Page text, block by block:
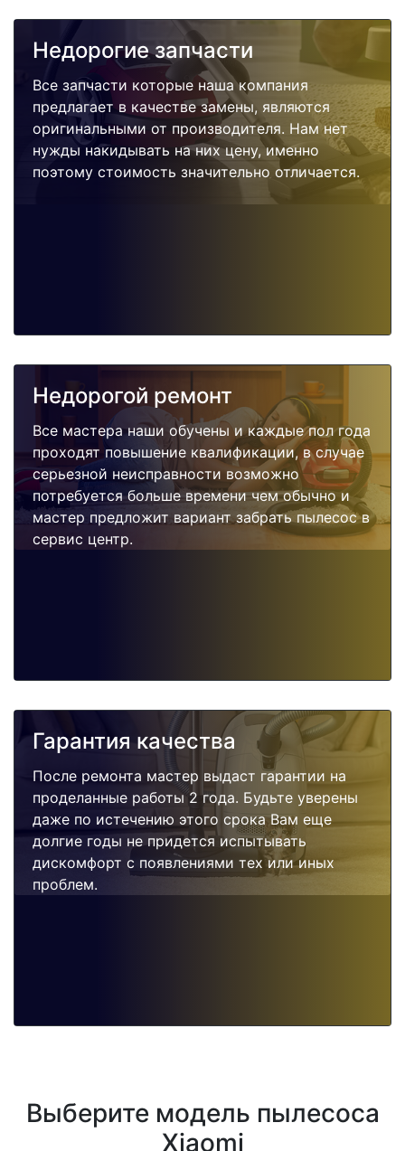
Недорогие запчасти
Все запчасти которые наша компания
предлагает в качестве замены, являются
оригинальными от производителя. Нам нет
нужды накидывать на них цену, именно
поэтому стоимость значительно отличается.
Недорогой ремонт
Все мастера наши обучены и каждые пол года
проходят повышение квалификации, в случае
серьезной неисправности возможно
потребуется больше времени чем обычно и
мастер предложит вариант забрать пылесос в
сервис центр.
Гарантия качества
После ремонта мастер выдаст гарантии на
проделанные работы 2 года. Будьте уверены
даже по истечению этого срока Вам еще
долгие годы не придется испытывать
дискомфорт с появлениями тех или иных
проблем.
Выберите модель пылесоса
Xiaomi